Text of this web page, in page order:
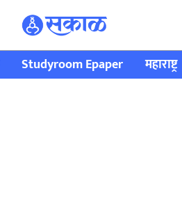
Studyroom Epaper महाराष्ट्र